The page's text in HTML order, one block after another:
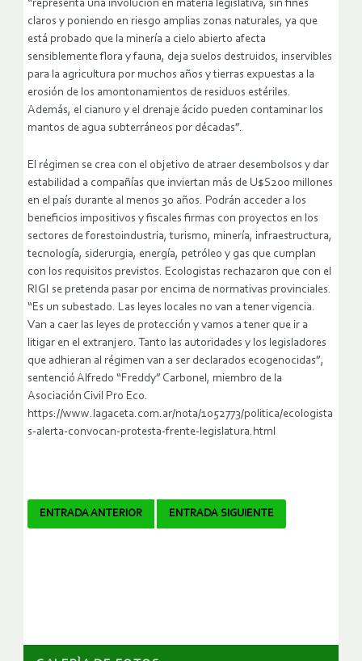
“representa una involución en materia legislativa, sin fines
claros y poniendo en riesgo amplias zonas naturales, ya que
está probado que la minería a cielo abierto afecta
sensiblemente flora y fauna, deja suelos destruidos, inservibles
para la agricultura por muchos años y tierras expuestas a la
erosión de los amontonamientos de residuos estériles.
Además, el cianuro y el drenaje ácido pueden contaminar los
mantos de agua subterráneos por décadas”.
El régimen se crea con el objetivo de atraer desembolsos y dar
estabilidad a compañías que inviertan más de U$S200 millones
en el país durante al menos 30 años. Podrán acceder a los
beneficios impositivos y fiscales firmas con proyectos en los
sectores de forestoindustria, turismo, minería, infraestructura,
tecnología, siderurgia, energía, petróleo y gas que cumplan
con los requisitos previstos. Ecologistas rechazaron que con el
RIGI se pretenda pasar por encima de normativas provinciales.
“Es un subestado. Las leyes locales no van a tener vigencia.
Van a caer las leyes de protección y vamos a tener que ir a
litigar en el extranjero. Tanto las autoridades y los legisladores
que adhieran al régimen van a ser declarados ecogenocidas”,
sentenció Alfredo “Freddy” Carbonel, miembro de la
Asociación Civil Pro Eco.
https://www.lagaceta.com.ar/nota/1052773/politica/ecologista
s-alerta-convocan-protesta-frente-legislatura.html
Navegador
ENTRADA ANTERIOR ENTRADA SIGUIENTE